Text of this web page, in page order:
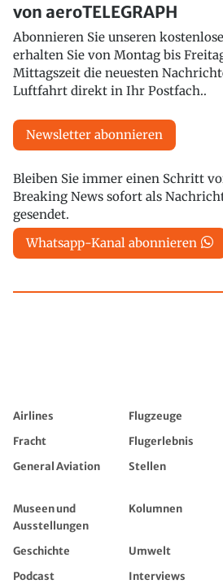
von aeroTELEGRAPH
Abonnieren Sie unseren
erhalten Sie von Montag bis
Mittagszeit die neuesten
Luftfahrt direkt in Ihr Postfach..
Newsletter abonnieren
Bleiben Sie immer einen Schritt
Breaking News sofort als
gesendet.
Whatsapp-Kanal abonnieren
Airlines Flugzeuge
Fracht
Flugerlebnis
General Aviation
Stellen
Museen und
Ausstellungen
Kolumnen
Geschichte Umwelt
Podcast
Interviews